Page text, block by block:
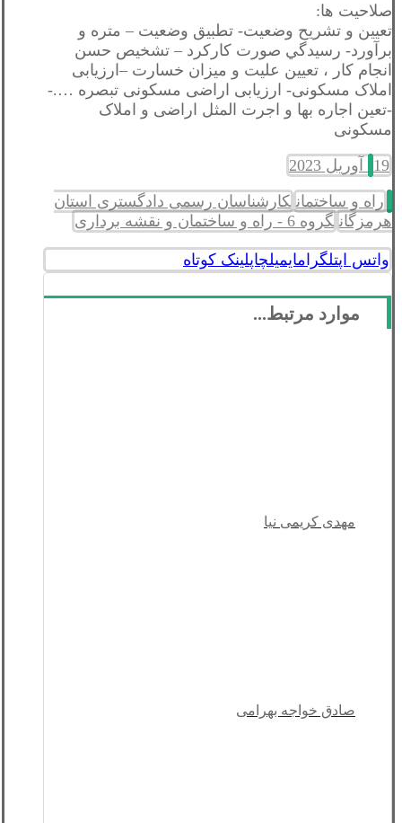
صلاحیت ها:
تعيين و تشريح وضعيت- تطبيق وضعيت – متره و
برآورد- رسيدگي صورت كاركرد – تشخيص حسن
انجام كار ، تعيين عليت و ميزان خسارت –ارزیابی
املاک مسکونی- ارزیابی اراضی مسکونی تبصره ….-
-تعین اجاره بها و اجرت المثل اراضی و املاک
مسکونی
19 آوریل 2023
راه و ساختمان کارشناسان رسمی دادگستری استان
هرمزگان گروه 6 - راه و ساختمان و نقشه برداری
واتس اپتلگرامایمیلچاپلینک کوتاه
موارد مرتبط...
مهدی کریمی نیا
صادق خواجه بهرامی